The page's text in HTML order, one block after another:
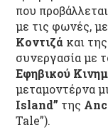
που
με τις φωνές,
Κοντιζά και
συνεργασία με
Εφηβικού
μεταμοντέρνα
Island” της
Tale”).